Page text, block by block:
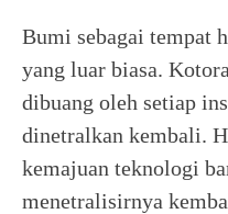
Bumi sebagai tempat
yang luar biasa.
dibuang oleh setiap
dinetralkan kembali.
kemajuan teknologi
menetralisirnya